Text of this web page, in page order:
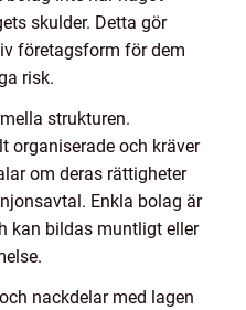
skulder. Detta gör
företagsform för dem
risk.
strukturen.
organiserade och kräver
om deras rättigheter
Enkla bolag är
kan bildas muntligt eller
nackdelar med lagen